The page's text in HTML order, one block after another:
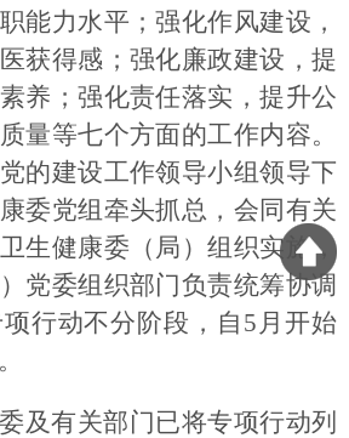
能力水平；强化作风建设，
获得感；强化廉政建设，提
养；强化责任落实，提升公
量等七个方面的工作内容。
的建设工作领导小组领导下
委党组牵头抓总，会同有关
生健康委（局）组织实施，
党委组织部门负责统筹协调
行动不分阶段，自5月开始
及有关部门已将专项行动列